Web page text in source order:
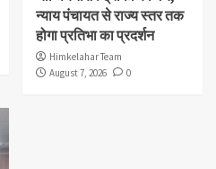
न्याय पंचायत से राज्य स्तर तक
होगा प्रतिभा का प्रदर्शन
Himkelahar Team
August 7, 2026
0